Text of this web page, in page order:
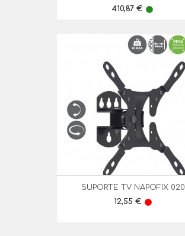
Preço
410,87 € lens
SUPORTE TV NAPOFIX 020
Preço
12,55 € lens